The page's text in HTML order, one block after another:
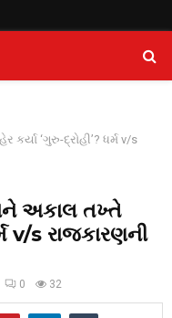
‘ગુરુ-દ્રોહી’? ધર્મ v/s
અકાલ તખ્તે
v/s રાજકારણની
0 32